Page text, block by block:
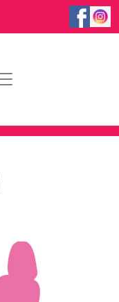
contenuto principale